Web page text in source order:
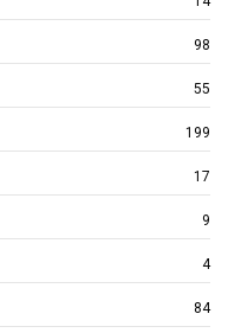
98
55
199
17
9
4
84